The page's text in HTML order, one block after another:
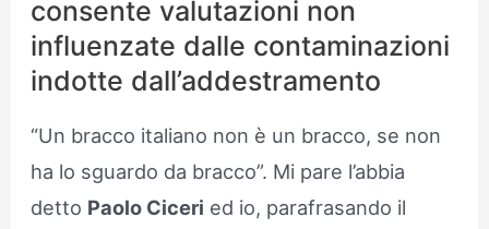
consente valutazioni non
influenzate dalle contaminazioni
indotte dall’addestramento
“Un bracco italiano non è un bracco, se non
ha lo sguardo da bracco”. Mi pare l’abbia
detto Paolo Ciceri ed io, parafrasando il